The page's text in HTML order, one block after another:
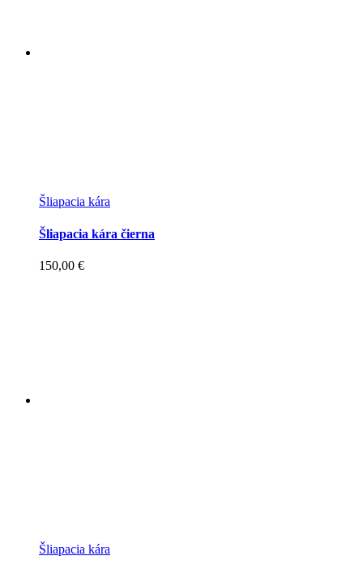
Šliapacia kára
Šliapacia kára čierna
150,00 €
Šliapacia kára